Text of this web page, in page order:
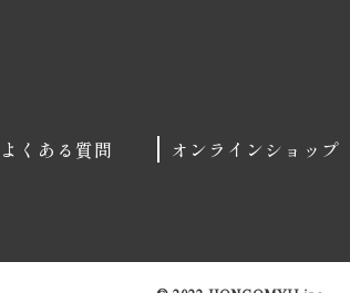
よくある質問 オンラインショップ